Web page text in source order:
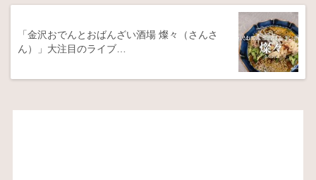
「金沢おでんとおばんざい酒場 燦々（さんさ
ん）」大注目のライブ…